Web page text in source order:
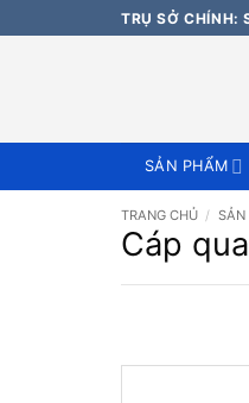
qua
TRỤ SỞ CHÍNH:
SẢN PHẨM
TRANG CHỦ / SẢN
Cáp